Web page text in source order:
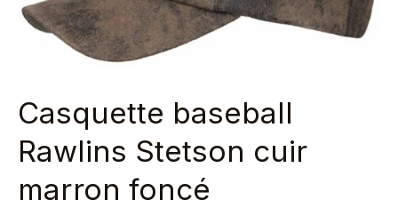
Casquette baseball
Rawlins Stetson cuir
marron foncé